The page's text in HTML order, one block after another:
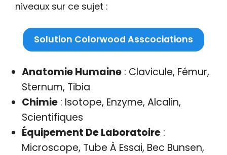
niveaux sur ce sujet :
Solution Colorwood Asscociations
Anatomie Humaine: Clavicule, Fémur,
Sternum, Tibia
Chimie: Isotope, Enzyme, Alcalin,
Scientifiques
Équipement De Laboratoire:
Microscope, Tube À Essai, Bec Bunsen,